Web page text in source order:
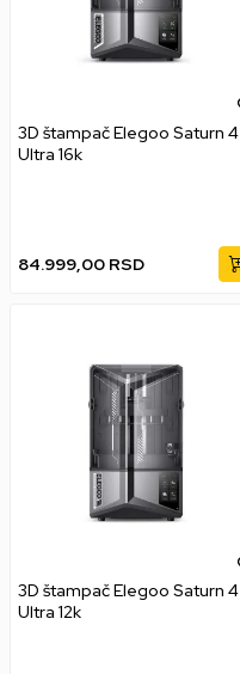
3D štampač Elegoo Saturn 4
Ultra 16k
84.999,00 RSD
3D štampač Elegoo Saturn 4
Ultra 12k